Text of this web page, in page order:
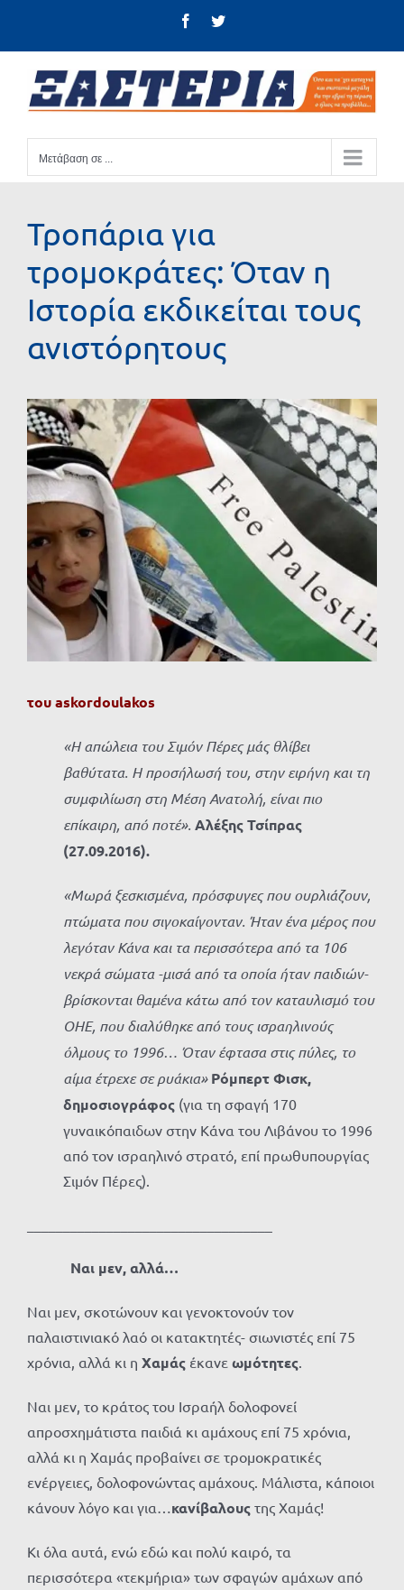
FacebookTwitter
Μετάβαση σε ...
Τροπάρια για
τρομοκράτες: Όταν η
Ιστορία εκδικείται τους
ανιστόρητους
Προβολή
μεγαλύτερης
εικόνας
τουaskordoulakos
«Η απώλεια του Σιμόν Πέρες μάς θλίβει
βαθύτατα. Η προσήλωσή του, στην ειρήνη και τη
συμφιλίωση στη Μέση Ανατολή, είναι πιο
επίκαιρη, από ποτέ». Αλέξης Τσίπρας
(27.09.2016).
«Μωρά ξεσκισμένα, πρόσφυγες που ουρλιάζουν,
πτώματα που σιγοκαίγονταν. Ήταν ένα μέρος που
λεγόταν Κάνα και τα περισσότερα από τα 106
νεκρά σώματα -μισά από τα οποία ήταν παιδιών-
βρίσκονται θαμένα κάτω από τον καταυλισμό του
ΟΗΕ, που διαλύθηκε από τους ισραηλινούς
όλμους το 1996… Όταν έφτασα στις πύλες, το
αίμα έτρεχε σε ρυάκια»Ρόμπερτ Φισκ,
δημοσιογράφος (για τη σφαγή 170
γυναικόπαιδων στην Κάνα του Λιβάνου το 1996
από τον ισραηλινό στρατό, επί πρωθυπουργίας
Σιμόν Πέρες).
Ναι μεν, αλλά…
Ναι μεν, σκοτώνουν και γενοκτονούν τον
παλαιστινιακό λαό οι κατακτητές- σιωνιστές επί 75
χρόνια, αλλά κι η Χαμάς έκανε ωμότητες.
Ναι μεν, το κράτος του Ισραήλ δολοφονεί
απροσχημάτιστα παιδιά κι αμάχους επί 75 χρόνια,
αλλά κι η Χαμάς προβαίνει σε τρομοκρατικές
ενέργειες, δολοφονώντας αμάχους. Μάλιστα, κάποιοι
κάνουν λόγο και για…κανίβαλους της Χαμάς!
Κι όλα αυτά, ενώ εδώ και πολύ καιρό, τα
περισσότερα «τεκμήρια» των σφαγών αμάχων από